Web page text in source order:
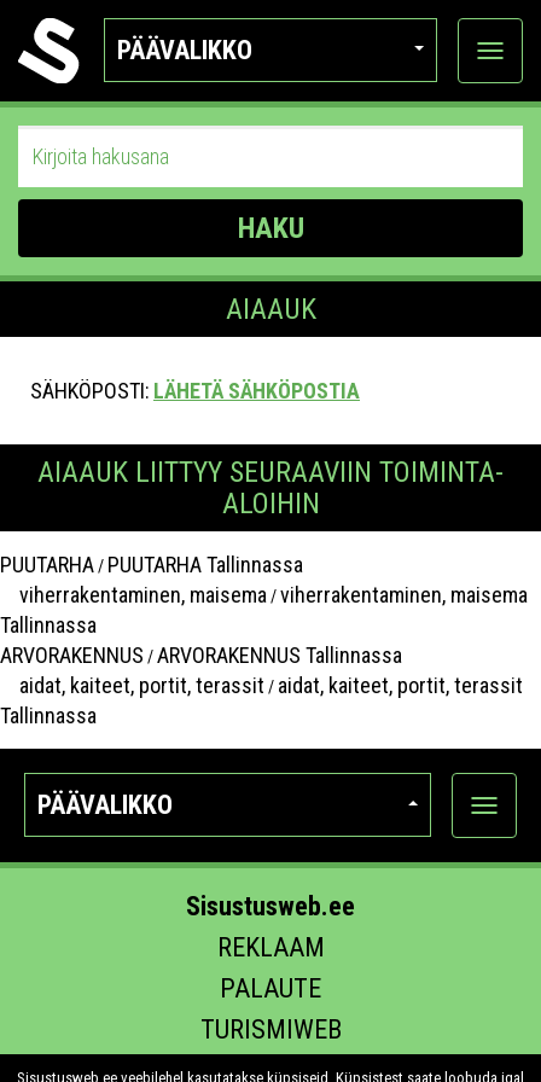
PÄÄVALIKKO
Näytä
HAKU
AIAAUK
SÄHKÖPOSTI: LÄHETÄ SÄHKÖPOSTIA
AIAAUK LIITTYY SEURAAVIIN TOIMINTA-
ALOIHIN
PUUTARHA/ PUUTARHA Tallinnassa
viherrakentaminen, maisema /viherrakentaminen, maisema
Tallinnassa
ARVORAKENNUS /ARVORAKENNUS Tallinnassa
aidat, kaiteet, portit, terassit / aidat, kaiteet, portit, terassit
Tallinnassa
PÄÄVALIKKO
Näytä
Sisustusweb.ee
REKLAAM
PALAUTE
TURISMIWEB
EHITUS.EE
Sisustusweb.ee veebilehel kasutatakse küpsiseid. Küpsistest saate loobuda igal